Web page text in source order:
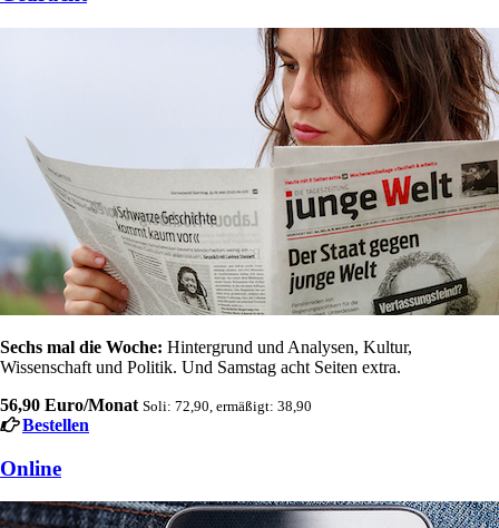
Sechs mal die Woche: Hintergrund und Analysen, Kultur,
Wissenschaft und Politik. Und Samstag acht Seiten extra.
56,90 Euro/Monat Soli: 72,90, ermäßigt: 38,90
Bestellen
Online